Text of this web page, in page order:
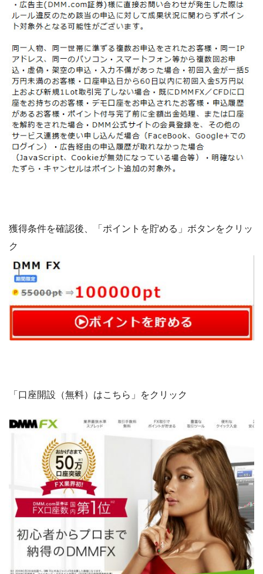
獲得条件を確認後、「ポイントを貯める」ボタンをクリッ
ク
「口座開設（無料）はこちら」をクリック